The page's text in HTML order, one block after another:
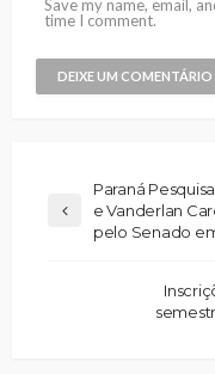
Save my name, email,
time I comment.
Paraná
e Vanderlan
pelo Senado